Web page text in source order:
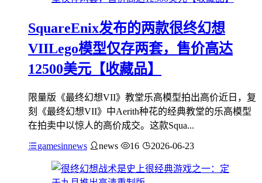
SquareEnix发布的两款很终幻想
VIILego模型仅存两套，售价高达
12500美元【收藏品】
限量版《最终幻想VII》教堂乐高模型拍出高价近日，复
刻《最终幻想VII》中Aerith种花的经典教堂的乐高模型
在拍卖中以惊人的高价成交。这款Squa...
gamesinnews news 16 2026-06-23